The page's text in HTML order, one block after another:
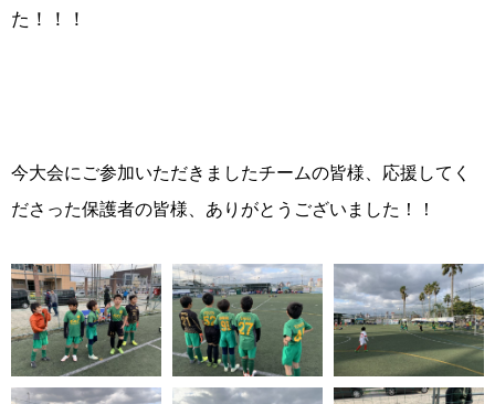
た！！！
今大会にご参加いただきましたチームの皆様、応援してく
ださった保護者の皆様、ありがとうございました！！